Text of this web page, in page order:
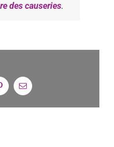
des causeries.
PinterestEmail